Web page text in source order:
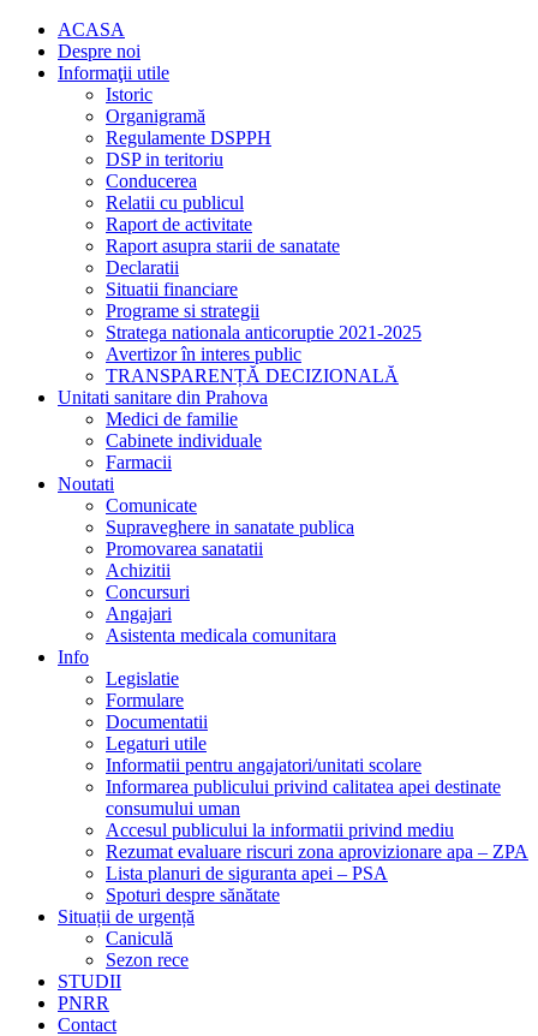
ACASA
Despre noi
Informaţii utile
Istoric
Organigramă
Regulamente DSPPH
DSP in teritoriu
Conducerea
Relatii cu publicul
Raport de activitate
Raport asupra starii de sanatate
Declaratii
Situatii financiare
Programe si strategii
Stratega nationala anticoruptie 2021-2025
Avertizor în interes public
TRANSPARENȚĂ DECIZIONALĂ
Unitati sanitare din Prahova
Medici de familie
Cabinete individuale
Farmacii
Noutati
Comunicate
Supraveghere in sanatate publica
Promovarea sanatatii
Achizitii
Concursuri
Angajari
Asistenta medicala comunitara
Info
Legislatie
Formulare
Documentatii
Legaturi utile
Informatii pentru angajatori/unitati scolare
Informarea publicului privind calitatea apei destinate
consumului uman
Accesul publicului la informatii privind mediu
Rezumat evaluare riscuri zona aprovizionare apa – ZPA
Lista planuri de siguranta apei – PSA
Spoturi despre sănătate
Situații de urgență
Caniculă
Sezon rece
STUDII
PNRR
Contact